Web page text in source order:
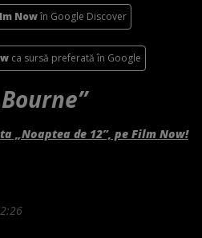
Nowîn Google Discover
ca sursă preferată în Google
„Noaptea de 12”, pe Film Now!